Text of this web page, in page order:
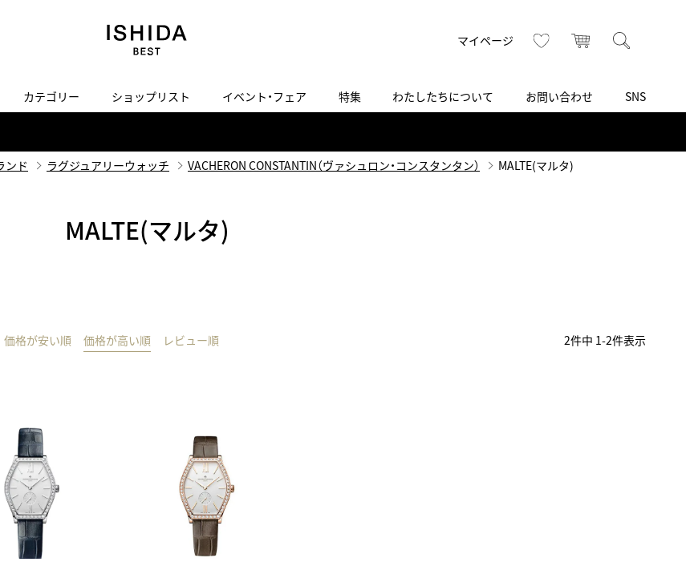
マイページ お気に入りカート
買取り・下取り・委託サービスについて
検索
ヴィンテージブランド一覧はこちら
カテゴリー
ヴィンテージブランド
ISHIDA SPECIAL EDITION
ショップリスト
ISHIDA表参道 ISHIDA N43°（札幌）
Luxury Time Lounge
ショップリスト一覧はこちら
イベント・フェア 特集 わたしたちについて
情報
お問い合わせ SNS
BLOG INSTAGRAM
ンド ラグジュアリーウォッチ VACHERON CONSTANTIN（ヴァシュロン・コンスタンタン） MALTE(マルタ)
MALTE(マルタ)
価格が安い順 価格が高い順 レビュー順 2件中 1-2件表示
へ